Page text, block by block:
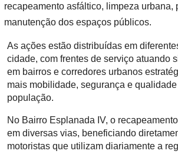
recapeamento asfáltico, limpeza urbana,
manutenção dos espaços públicos.
As ações estão distribuídas em
cidade, com frentes de serviço atuando
em bairros e corredores urbanos
mais mobilidade, segurança e
população.
No Bairro Esplanada IV, o
em diversas vias, beneficiando
motoristas que utilizam diariamente a